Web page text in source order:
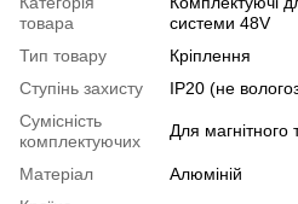
товара
системи 48V
Тип товару
Кріплення
Ступінь захисту
IP20 (не
Сумісність
комплектуючих
Для
Матеріал
Алюміній